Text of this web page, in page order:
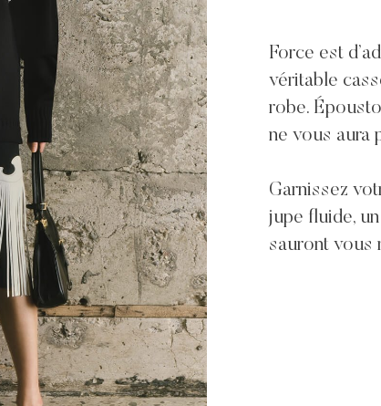
Force est
véritable
robe.
ne vous aura
Garnissez
jupe fluide,
sauront vous